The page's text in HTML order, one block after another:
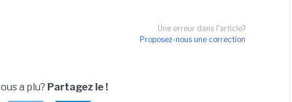
Une erreur dans l'article?
Proposez-nous une correction
a plu? Partagez le !